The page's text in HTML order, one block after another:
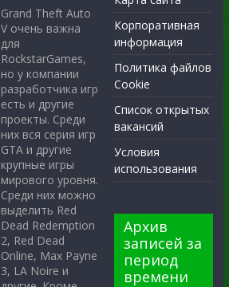
Grand Theft Auto
V очень важна
для
RockstarGames,
но у компании
разработчика игр
есть и другие
проекты. Среди
них вся серия игр
GTA и другие
крупные игры
мирового уровня.
Среди них можно
выделить Red
Dead Redemption
2, Red Dead
Online, Max Payne
3, LA Noire и
Корпоративная
информация
Политика файлов
Cookie
Список открытых
вакансий
Условия
использования
Архив
записей за
период
времени